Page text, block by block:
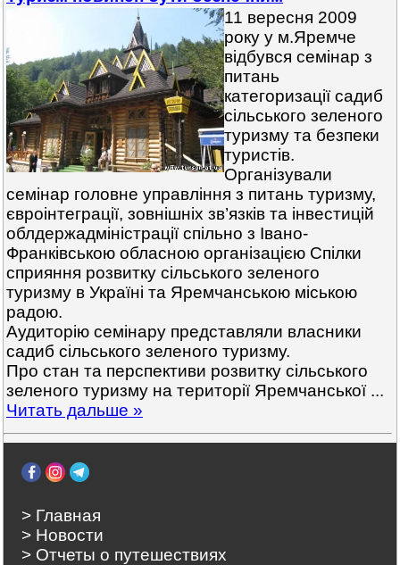
11 вересня 2009
року у м.Яремче
відбувся семінар з
питань
категоризації садиб
сільського зеленого
туризму та безпеки
туристів.
Організували
семінар головне управління з питань туризму,
євроінтеграції, зовнішніх зв’язків та інвестицій
облдержадміністрації спільно з Івано-
Франківською обласною організацією Спілки
сприяння розвитку сільського зеленого
туризму в Україні та Яремчанською міською
радою.
Аудиторію семінару представляли власники
садиб сільського зеленого туризму.
Про стан та перспективи розвитку сільського
зеленого туризму на території Яремчанської ...
Читать дальше »
> Главная
> Новости
> Отчеты о путешествиях